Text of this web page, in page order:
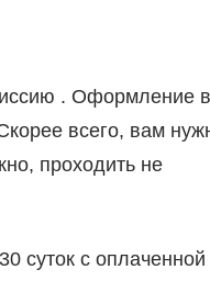
. Оформление в
всего, вам
проходить не
суток с оплаченной